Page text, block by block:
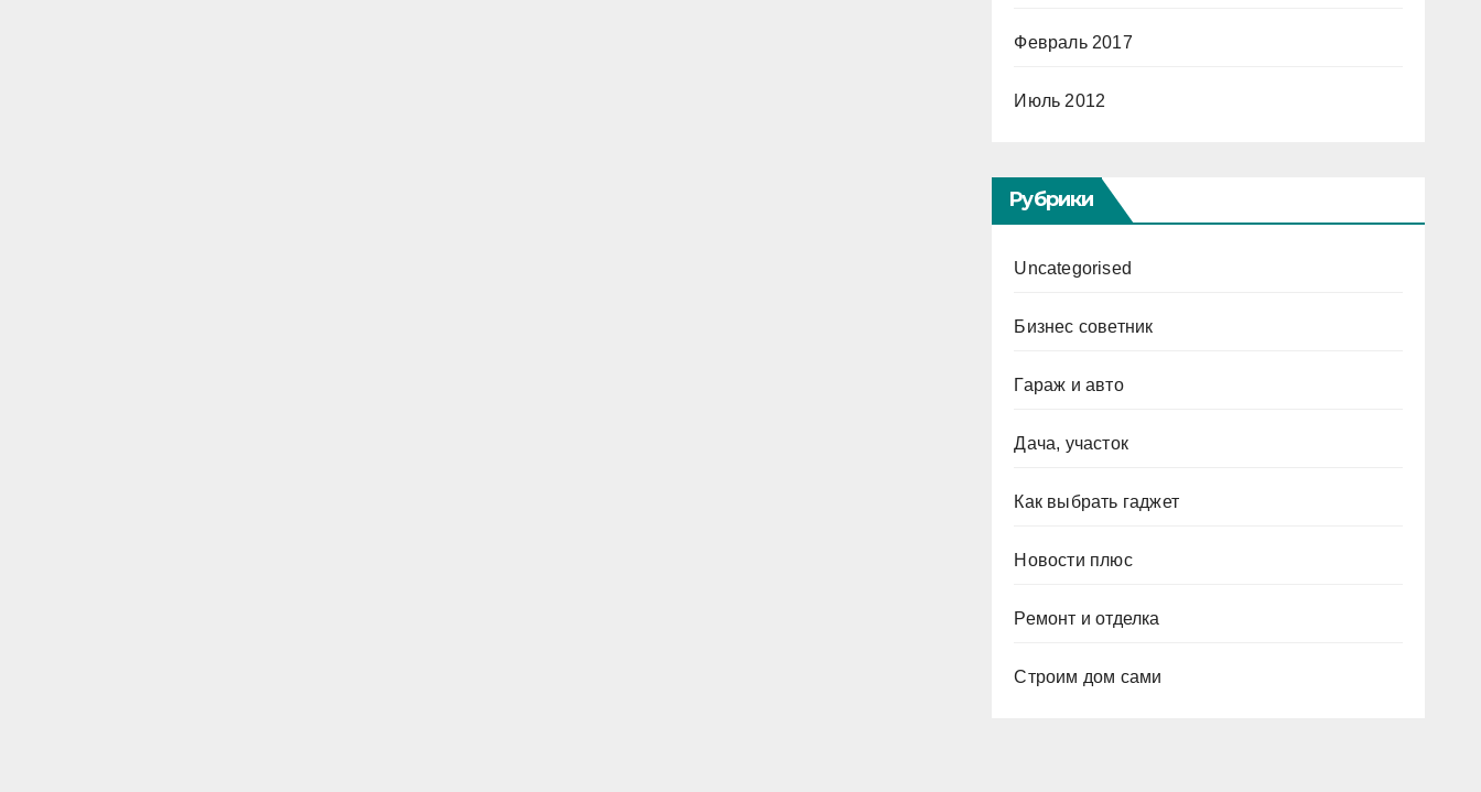
Февраль 2017
Июль 2012
Рубрики
Uncategorised
Бизнес советник
Гараж и авто
Дача, участок
Как выбрать гаджет
Новости плюс
Ремонт и отделка
Строим дом сами